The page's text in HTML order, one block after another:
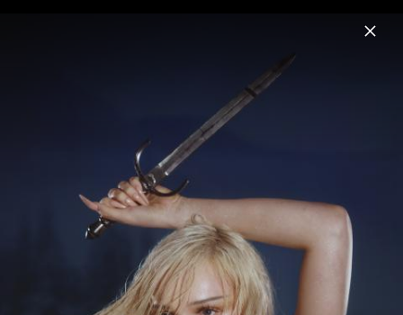
Menu
Musik Fotos
Pressebilder "I Like Ur Look" (2025)